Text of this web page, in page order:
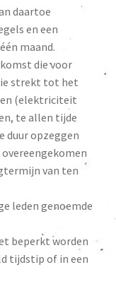
daartoe
en een
maand.
die voor
strekt tot het
(elektriciteit
te allen tijde
duur opzeggen
van ten
leden genoemde
beperkt worden
tijdstip of in een